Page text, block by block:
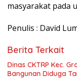
masyarakat pada
Penulis : David
Berita Terkait
Dinas CKTRP Kec.
Bangunan Diduga